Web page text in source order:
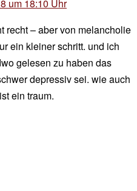
um 18:10 Uhr
recht – aber von melancholie
ein kleiner schritt. und ich
gelesen zu haben das
depressiv sei. wie auch
ein traum.